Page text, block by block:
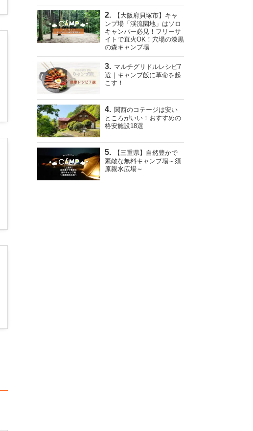
【大阪府貝塚市】キャ
ンプ場「渓流園地」はソロ
キャンパー必見！フリーサ
イトで直火OK！穴場の漆黒
の森キャンプ場
マルチグリドルレシピ7
選｜キャンプ飯に革命を起
こす！
関西のコテージは安い
ところがいい！おすすめの
格安施設18選
【三重県】自然豊かで
素敵な無料キャンプ場～須
原親水広場～